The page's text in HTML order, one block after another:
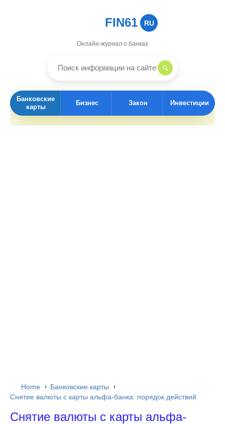
FIN61 RU
Онлайн-журнал о банках
Банковские
карты
Бизнес Закон Инвестиции
Home
Банковские карты
Снятие валюты с карты альфа-банка: порядок действий
Снятие валюты с карты альфа-